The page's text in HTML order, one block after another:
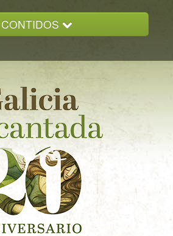
CONTIDOS
ENCANTADA
NOVAS
CONTACTO